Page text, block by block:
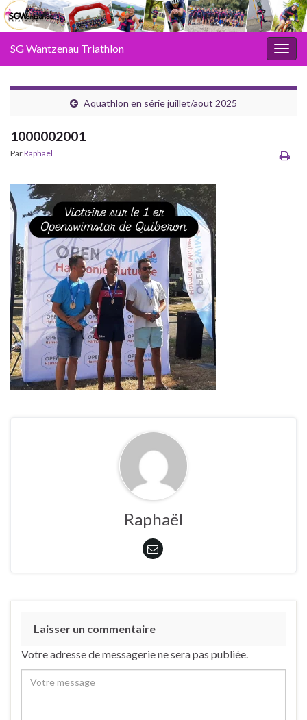
SG Wantzenau Triathlon
Aquathlon en série juillet/aout 2025
1000002001
ParRaphaël
Raphaël
Laisser un commentaire
Votre adresse de messagerie ne sera pas publiée.